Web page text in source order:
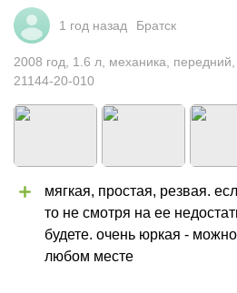
1 год назад Братск
2008 год 1.6 л механика передний
21144-20-010
мягкая, простая, резвая.
то не смотря на ее
будете. очень юркая -
любом месте